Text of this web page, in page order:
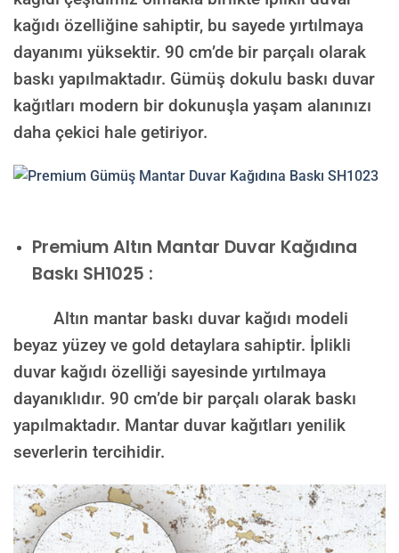
kağıdı özelliğine sahiptir, bu sayede yırtılmaya
dayanımı yüksektir. 90 cm’de bir parçalı olarak
baskı yapılmaktadır. Gümüş dokulu baskı duvar
kağıtları modern bir dokunuşla yaşam alanınızı
daha çekici hale getiriyor.
PremiumAltın Mantar Duvar Kağıdına
Baskı SH1025 :
Altın mantar baskı duvar kağıdı modeli
beyaz yüzey ve gold detaylara sahiptir. İplikli
duvar kağıdı özelliği sayesinde yırtılmaya
dayanıklıdır. 90 cm’de bir parçalı olarak baskı
yapılmaktadır. Mantar duvar kağıtları yenilik
severlerin tercihidir.